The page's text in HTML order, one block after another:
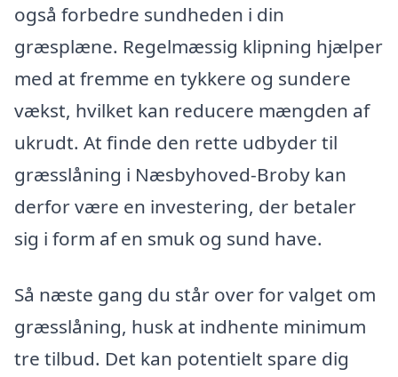
også forbedre sundheden i din
græsplæne. Regelmæssig klipning hjælper
med at fremme en tykkere og sundere
vækst, hvilket kan reducere mængden af
ukrudt. At finde den rette udbyder til
græsslåning i Næsbyhoved-Broby kan
derfor være en investering, der betaler
sig i form af en smuk og sund have.
Så næste gang du står over for valget om
græsslåning, husk at indhente minimum
tre tilbud. Det kan potentielt spare dig